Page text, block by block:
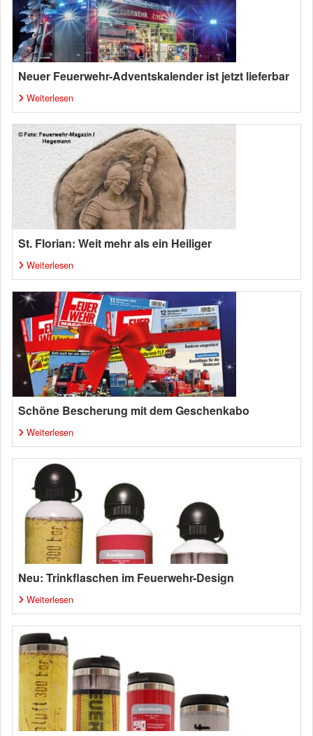
Neuer Feuerwehr-Adventskalender ist jetzt lieferbar
Weiterlesen
St. Florian: Weit mehr als ein Heiliger
Weiterlesen
Schöne Bescherung mit dem Geschenkabo
Weiterlesen
Neu: Trinkflaschen im Feuerwehr-Design
Weiterlesen